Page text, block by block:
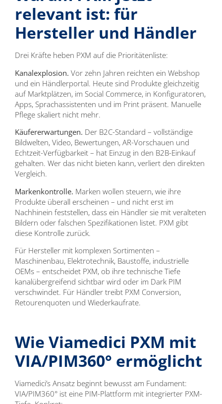
relevant ist: für
Hersteller und Händler
Drei Kräfte heben PXM auf die Prioritätenliste:
Kanalexplosion. Vor zehn Jahren reichten ein Webshop
und ein Händlerportal. Heute sind Produkte gleichzeitig
auf Marktplätzen, im Social Commerce, in Konfiguratoren,
Apps, Sprachassistenten und im Print präsent. Manuelle
Pflege skaliert nicht mehr.
Käufererwartungen. Der B2C-Standard – vollständige
Bildwelten, Video, Bewertungen, AR-Vorschauen und
Echtzeit-Verfügbarkeit – hat Einzug in den B2B-Einkauf
gehalten. Wer das nicht bieten kann, verliert den direkten
Vergleich.
Markenkontrolle. Marken wollen steuern, wie ihre
Produkte überall erscheinen – und nicht erst im
Nachhinein feststellen, dass ein Händler sie mit veralteten
Bildern oder falschen Spezifikationen listet. PXM gibt
diese Kontrolle zurück.
Für Hersteller mit komplexen Sortimenten –
Maschinenbau, Elektrotechnik, Baustoffe, industrielle
OEMs – entscheidet PXM, ob ihre technische Tiefe
kanalübergreifend sichtbar wird oder im Dark PIM
verschwindet. Für Händler treibt PXM Conversion,
Retourenquoten und Wiederkaufrate.
Wie Viamedici PXM mit
VIA/PIM360° ermöglicht
Viamedici’s Ansatz beginnt bewusst am Fundament:
VIA/PIM360° ist eine PIM-Plattform mit integrierter PXM-